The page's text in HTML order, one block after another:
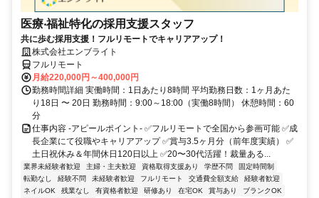
医療‧福祉特化の採用支援スタッフ
共に歩む採用支援！フルリモートでキャリアアップ！
株式会社エンブライト
フルリモート
月給220,000円～400,000円
勤務時間詳細 実働時間：1日あたり8時間 平均勤務日数：1ヶ月あた
り18日 〜 20日 勤務時間：9:00～18:00（実働8時間） 休憩時間：60
分
仕事内容 -アピールポイント- ✅フルリモートで全国から参画可能 ✅成
長企業にて役職やキャリアアップ ✅賞与3.5ヶ月分（前年度実績） ✅
土日祝休み＆年間休日120日以上 ✅20〜30代活躍！裁量ある...
業界未経験者歓迎 主婦・主夫歓迎 資格取得支援あり 学歴不問
固定時間制
転勤なし
経験不問 未経験者歓迎 フルリモート 交通費全額支給
経験者歓迎
ネイルOK
残業なし 有資格者歓迎 研修あり 在宅OK 賞与あり
ブランクOK